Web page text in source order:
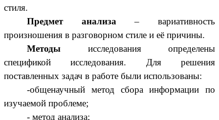
стиля.
Предмет анализа– вариативность
произношения в разговорном стиле и её причины.
Методы исследования определены
спецификой исследования. Для решения
поставленных задач в работе были использованы:
-общенаучный метод сбора информации по
изучаемой проблеме;
- метод анализа;